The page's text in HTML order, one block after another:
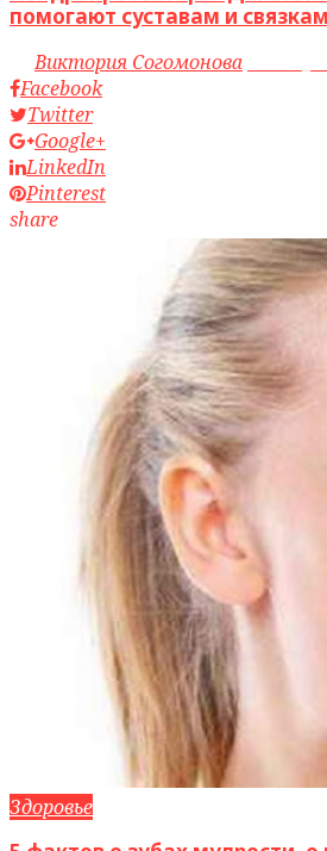
помогают суставам и
byВиктория Согомонова
Facebook
Twitter
Google+
LinkedIn
Pinterest
share
Здоровье